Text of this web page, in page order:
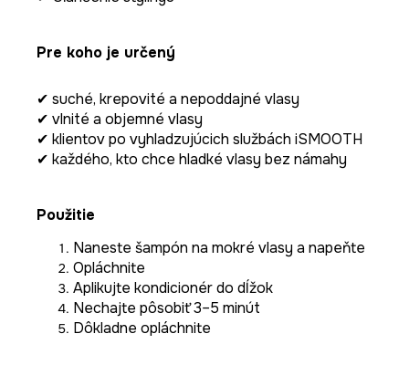
Pre koho je určený
✔ suché, krepovité a nepoddajné vlasy
✔ vlnité a objemné vlasy
✔ klientov po vyhladzujúcich službách iSMOOTH
✔ každého, kto chce hladké vlasy bez námahy
Použitie
Naneste šampón na mokré vlasy a napeňte
Opláchnite
Aplikujte kondicionér do dĺžok
Nechajte pôsobiť 3–5 minút
Dôkladne opláchnite